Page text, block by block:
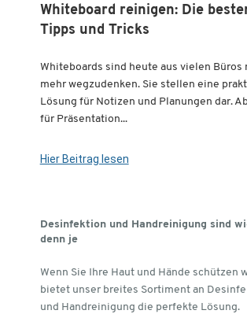
Whiteboard reinigen: Die
Tipps und Tricks
Whiteboards sind heute aus vielen Büros
mehr wegzudenken. Sie stellen eine
Lösung für Notizen und Planungen dar.
für Präsentation...
Hier Beitrag lesen
Desinfektion und Handreinigung sind
denn je
Wenn Sie Ihre Haut und Hände schützen
bietet unser breites Sortiment an
und Handreinigung die perfekte Lösung.